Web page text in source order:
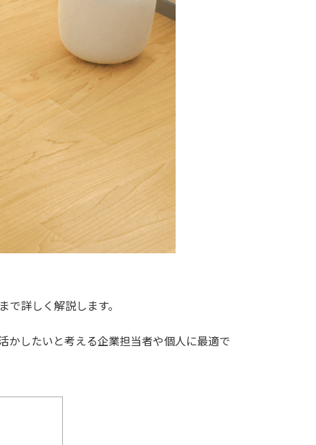
詳しく解説します。
かしたいと考える企業担当者や個人に最適で